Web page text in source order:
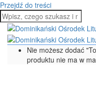
Przejdź do treści
Nie możesz dodać
produktu nie ma w